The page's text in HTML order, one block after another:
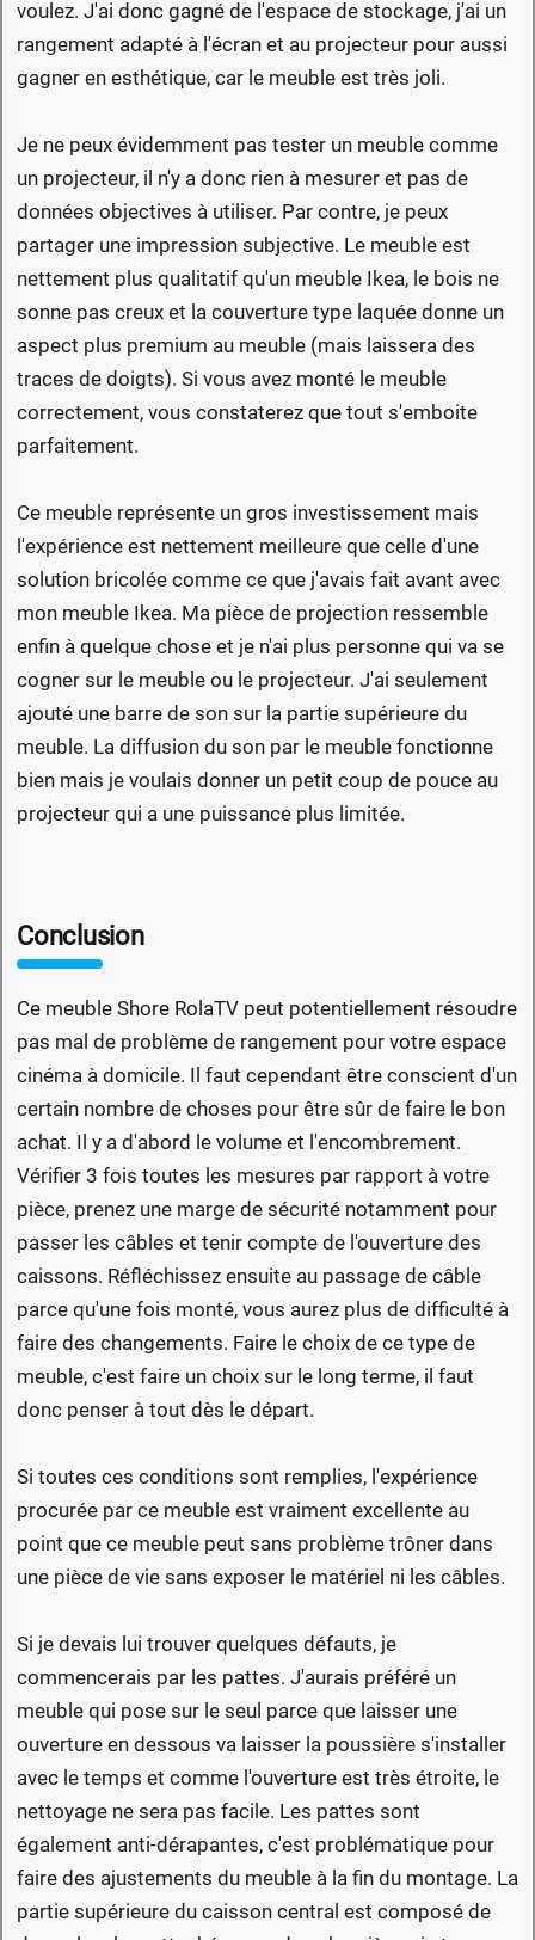
voulez. J'ai donc gagné de l'espace de stockage, j'ai un
rangement adapté à l'écran et au projecteur pour aussi
gagner en esthétique, car le meuble est très joli.
Je ne peux évidemment pas tester un meuble comme
un projecteur, il n'y a donc rien à mesurer et pas de
données objectives à utiliser. Par contre, je peux
partager une impression subjective. Le meuble est
nettement plus qualitatif qu'un meuble Ikea, le bois ne
sonne pas creux et la couverture type laquée donne un
aspect plus premium au meuble (mais laissera des
traces de doigts). Si vous avez monté le meuble
correctement, vous constaterez que tout s'emboite
parfaitement.
Ce meuble représente un gros investissement mais
l'expérience est nettement meilleure que celle d'une
solution bricolée comme ce que j'avais fait avant avec
mon meuble Ikea. Ma pièce de projection ressemble
enfin à quelque chose et je n'ai plus personne qui va se
cogner sur le meuble ou le projecteur. J'ai seulement
ajouté une barre de son sur la partie supérieure du
meuble. La diffusion du son par le meuble fonctionne
bien mais je voulais donner un petit coup de pouce au
projecteur qui a une puissance plus limitée.
Conclusion
Ce meuble Shore RolaTV peut potentiellement résoudre
pas mal de problème de rangement pour votre espace
cinéma à domicile. Il faut cependant être conscient d'un
certain nombre de choses pour être sûr de faire le bon
achat. Il y a d'abord le volume et l'encombrement.
Vérifier 3 fois toutes les mesures par rapport à votre
pièce, prenez une marge de sécurité notamment pour
passer les câbles et tenir compte de l'ouverture des
caissons. Réfléchissez ensuite au passage de câble
parce qu'une fois monté, vous aurez plus de difficulté à
faire des changements. Faire le choix de ce type de
meuble, c'est faire un choix sur le long terme, il faut
donc penser à tout dès le départ.
Si toutes ces conditions sont remplies, l'expérience
procurée par ce meuble est vraiment excellente au
point que ce meuble peut sans problème trôner dans
une pièce de vie sans exposer le matériel ni les câbles.
Si je devais lui trouver quelques défauts, je
commencerais par les pattes. J'aurais préféré un
meuble qui pose sur le seul parce que laisser une
ouverture en dessous va laisser la poussière s'installer
avec le temps et comme l'ouverture est très étroite, le
nettoyage ne sera pas facile. Les pattes sont
également anti-dérapantes, c'est problématique pour
faire des ajustements du meuble à la fin du montage. La
partie supérieure du caisson central est composé de